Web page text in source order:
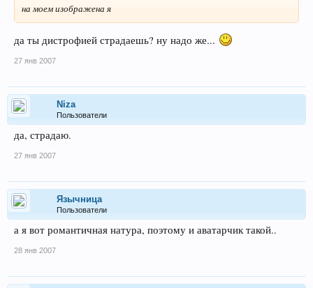
на моем изображена я
да ты дистрофией страдаешь? ну надо же...
27 янв 2007
Niza
Пользователи
да, страдаю.
27 янв 2007
Язычница
Пользователи
а я вот романтичная натура, поэтому и аватарчик такой..
28 янв 2007